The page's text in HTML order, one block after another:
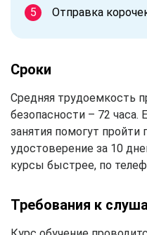
Отправка
Сроки
Средняя трудоемкость
безопасности – 72
занятия помогут пройти
удостоверение за 10
курсы быстрее, по
Требования к